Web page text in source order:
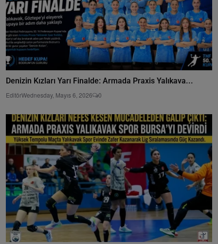
Denizin Kızları Yarı Finalde: Armada Praxis Yalıkava...
EditörWednesday, Mayıs 6, 2026 0